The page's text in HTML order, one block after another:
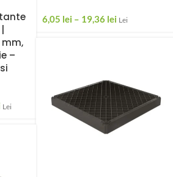
6,05 lei – 19,36 lei Lei
mm,
–
Lei